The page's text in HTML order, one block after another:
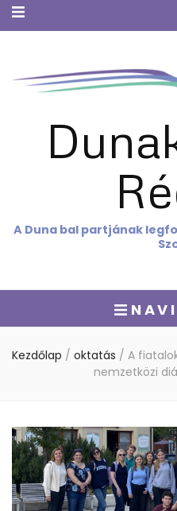
A Duna bal partjának
Kezdőlap / oktatás / A
nemzetközi